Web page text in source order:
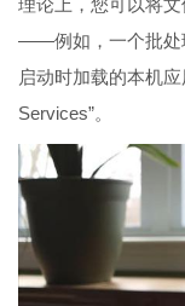
理论上，您可以将
——例如，一个批处
启动时加载的本机
Services”。